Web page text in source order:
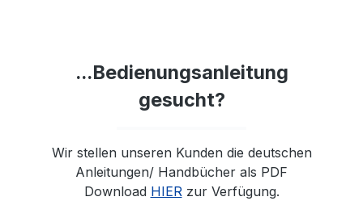
...Bedienungsanleitung
gesucht?
Wir stellen unseren Kunden die deutschen
Anleitungen/ Handbücher als PDF
Download HIER zur Verfügung.